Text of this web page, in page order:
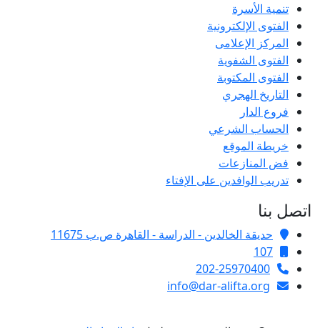
تنمية الأسرة
الفتوى الإلكترونية
المركز الإعلامى
الفتوى الشفوية
الفتوى المكتوبة
التاريخ الهجري
فروع الدار
الحساب الشرعي
خريطة الموقع
فض المنازعات
تدريب الوافدين على الإفتاء
اتصل بنا
حديقة الخالدين - الدراسة - القاهرة ص.ب 11675
107
202-25970400
info@dar-alifta.org